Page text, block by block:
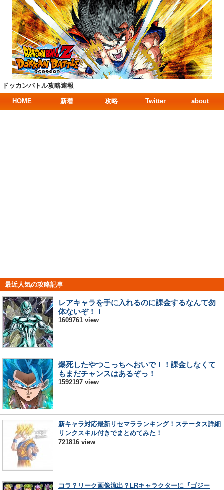
ドッカンバトル攻略速報
HOME 新着 攻略 Twitter about
最近人気の攻略記事
レアキャラを手に入れるのに課金するなんて勿
体ないぞ！！
1609761 view
爆死したやつこっちへおいで！！課金しなくて
もまだチャンスはあるぞっ！
1592197 view
新キャラ対応最新リセマラランキング！ステータス詳細
リンクスキル付きでまとめてみた！
721816 view
コラ？リーク画像流出？LRキャラクターに『ゴジー